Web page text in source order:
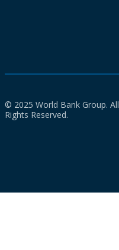
© 2025 World Bank Group. All
Rights Reserved.